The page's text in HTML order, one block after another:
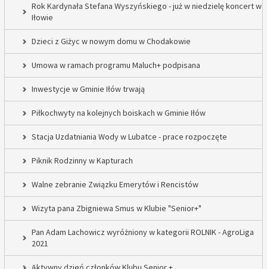
Rok Kardynała Stefana Wyszyńskiego - już w niedzielę koncert w
Iłowie
Dzieci z Giżyc w nowym domu w Chodakowie
Umowa w ramach programu Maluch+ podpisana
Inwestycje w Gminie Iłów trwają
Piłkochwyty na kolejnych boiskach w Gminie Iłów
Stacja Uzdatniania Wody w Lubatce - prace rozpoczęte
Piknik Rodzinny w Kapturach
Walne zebranie Związku Emerytów i Rencistów
Wizyta pana Zbigniewa Smus w Klubie "Senior+"
Pan Adam Lachowicz wyróżniony w kategorii ROLNIK - AgroLiga
2021